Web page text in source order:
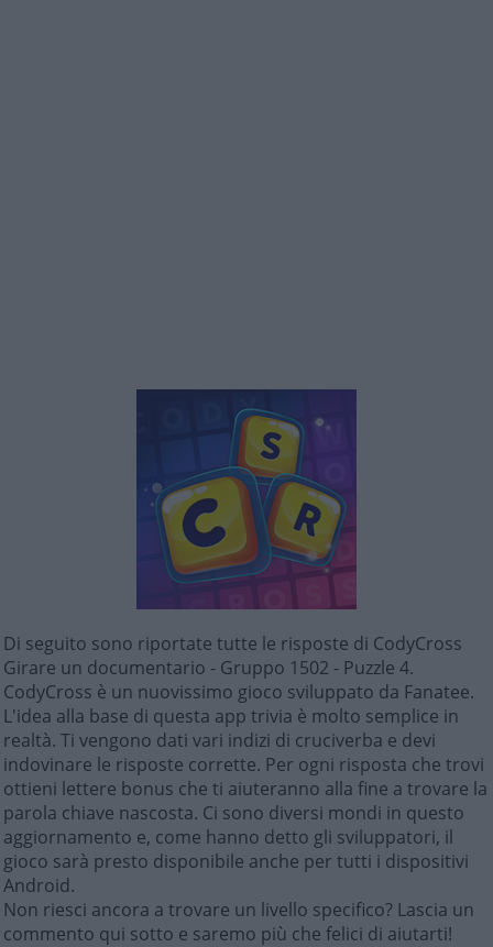
Di seguito sono riportate tutte le risposte di CodyCross
Girare un documentario - Gruppo 1502 - Puzzle 4.
CodyCross è un nuovissimo gioco sviluppato da Fanatee.
L'idea alla base di questa app trivia è molto semplice in
realtà. Ti vengono dati vari indizi di cruciverba e devi
indovinare le risposte corrette. Per ogni risposta che trovi
ottieni lettere bonus che ti aiuteranno alla fine a trovare la
parola chiave nascosta. Ci sono diversi mondi in questo
aggiornamento e, come hanno detto gli sviluppatori, il
gioco sarà presto disponibile anche per tutti i dispositivi
Android.
Non riesci ancora a trovare un livello specifico? Lascia un
commento qui sotto e saremo più che felici di aiutarti!